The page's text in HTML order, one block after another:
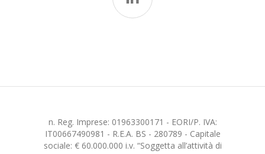
n. Reg. Imprese: 01963300171 - EORI/P. IVA:
IT00667490981 - R.E.A. BS - 280789 - Capitale
sociale: € 60.000.000 i.v. “Soggetta all’attività di